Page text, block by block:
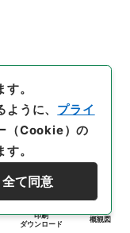
印刷
ダウンロード
概観図
。
うに、 プライ
（Cookie）の
。
全て同意